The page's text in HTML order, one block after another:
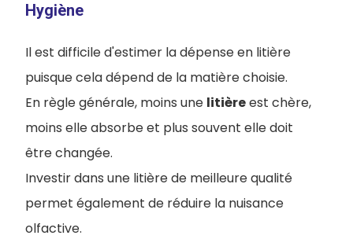
Hygiène
Il est difficile d'estimer la dépense en litière
puisque cela dépend de la matière choisie.
En règle générale, moins une litièreest chère,
moins elle absorbe et plus souvent elle doit
être changée.
Investir dans une litière de meilleure qualité
permet également de réduire la nuisance
olfactive.